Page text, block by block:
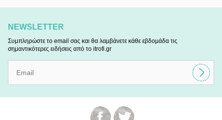
NEWSLETTER
Συμπληρώστε το email σας και θα λαμβάνετε κάθε εβδομάδα τις
σημαντικότερες ειδήσεις από το itrofi.gr